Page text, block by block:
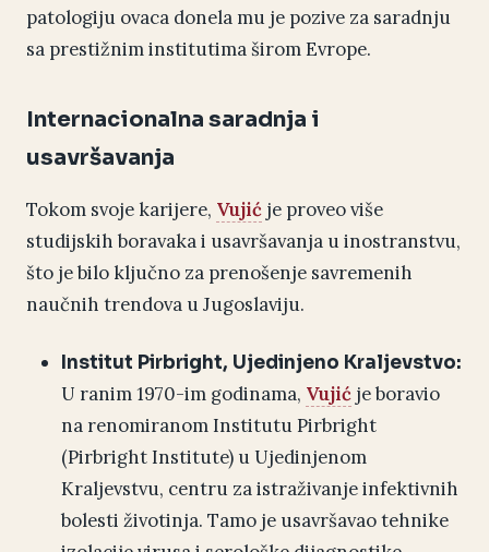
patologiju ovaca donela mu je pozive za saradnju
sa prestižnim institutima širom Evrope.
Internacionalna saradnja i
usavršavanja
Tokom svoje karijere, Vujić je proveo više
studijskih boravaka i usavršavanja u inostranstvu,
što je bilo ključno za prenošenje savremenih
naučnih trendova u Jugoslaviju.
Institut Pirbright, Ujedinjeno Kraljevstvo:
U ranim 1970-im godinama, Vujić je boravio
na renomiranom Institutu Pirbright
(Pirbright Institute) u Ujedinjenom
Kraljevstvu, centru za istraživanje infektivnih
bolesti životinja. Tamo je usavršavao tehnike